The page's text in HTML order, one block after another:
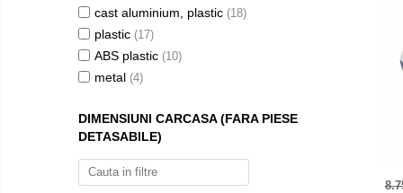
Grinzi de cantarire
Sisteme de cantarire Industry 4.0
Camere microscop
Microscoape cu lumina transmisa
Microscoape cu polarizare
cast aluminium, plastic (18)
plastic (17)
ABS plastic (10)
metal (4)
DIMENSIUNI CARCASA (FARA PIESE
DETASABILE)